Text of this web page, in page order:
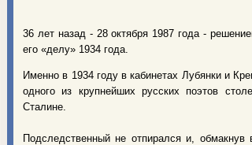
36 лет назад - 28 октября 1987 года -
его «делу» 1934 года.
Именно в 1934 году в кабинетах Лубянки и
одного из крупнейших русских поэтов
Сталине.
Подследственный не отпирался и,